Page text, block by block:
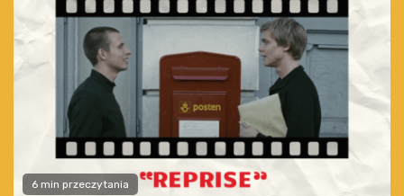
6 min przeczytania